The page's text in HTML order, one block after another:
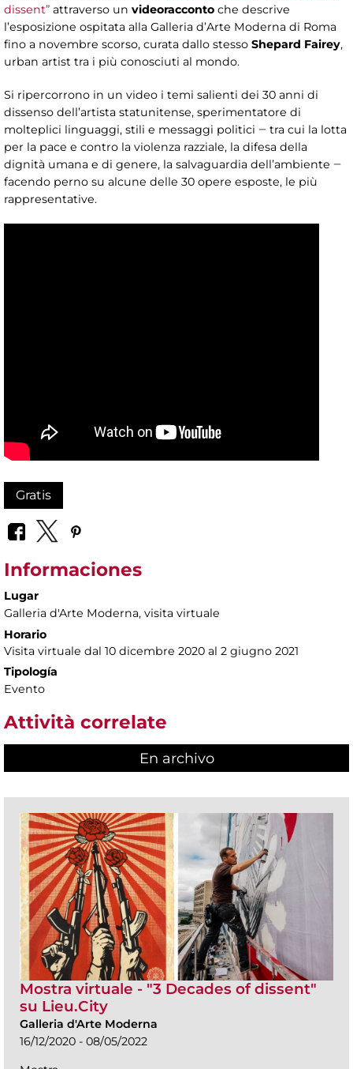
dissent” attraverso un videoracconto che descrive
l’esposizione ospitata alla Galleria d’Arte Moderna di Roma
fino a novembre scorso, curata dallo stesso Shepard Fairey,
urban artist tra i più conosciuti al mondo.
Si ripercorrono in un video i temi salienti dei 30 anni di
dissenso dell’artista statunitense, sperimentatore di
molteplici linguaggi, stili e messaggi politici ‒ tra cui la lotta
per la pace e contro la violenza razziale, la difesa della
dignità umana e di genere, la salvaguardia dell’ambiente ‒
facendo perno su alcune delle 30 opere esposte, le più
rappresentative.
Gratis
Informaciones
Lugar
Galleria d'Arte Moderna, visita virtuale
Horario
Visita virtuale dal 10 dicembre 2020 al 2 giugno 2021
Tipología
Evento
Attività correlate
En archivo
Mostra virtuale - "3 Decades of dissent"
su Lieu.City
Galleria d'Arte Moderna
16/12/2020 - 08/05/2022